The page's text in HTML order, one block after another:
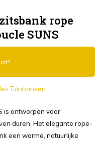
rope
SUNS
Tuinbanken
is ontworpen voor
duren. Het elegante rope-
een warme, natuurlijke